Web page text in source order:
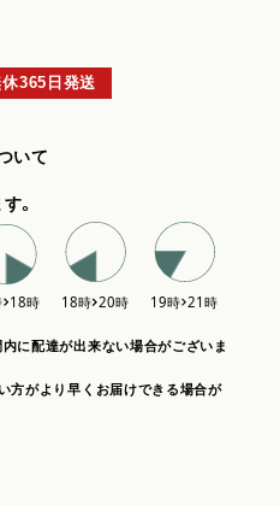
365日発送
いて
。
に配達が出来ない場合がございま
方がより早くお届けできる場合が